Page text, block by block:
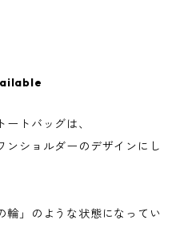
トバッグは、
ンショルダーのデザインにし
輪」のような状態になってい